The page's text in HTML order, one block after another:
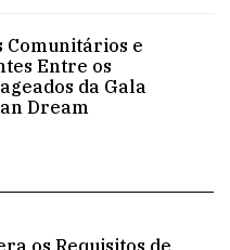
Comunitários e
Entre os
da Gala
Dream
os Requisitos de